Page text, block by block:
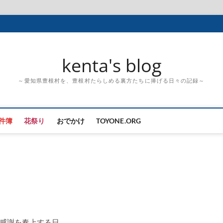
kenta's blog
～愛知県豊根村を、豊根村たらしめる裏方たちに捧げる日々の記録～
簿 花祭り おでかけ TOYONE.ORG